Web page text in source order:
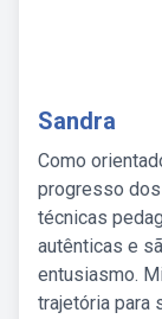
Sandra
Como
progresso
técnicas
autênticas e
entusiasmo.
trajetória para